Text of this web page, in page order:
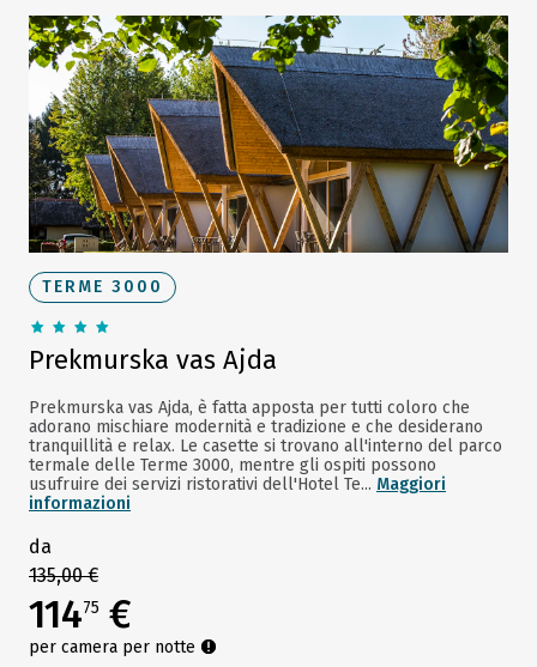
TERME 3000
Prekmurska vas Ajda
Prekmurska vas Ajda, è fatta apposta per tutti coloro che
adorano mischiare modernità e tradizione e che desiderano
tranquillità e relax. Le casette si trovano all'interno del parco
termale delle Terme 3000, mentre gli ospiti possono
usufruire dei servizi ristorativi dell'Hotel Te... Maggiori
informazioni
da
135,00 €
11475 €
per camera per notte